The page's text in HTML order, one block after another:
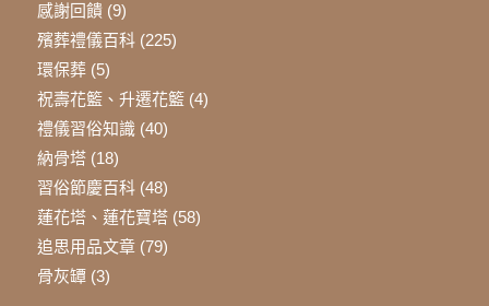
感謝回饋(9)
殯葬禮儀百科(225)
環保葬(5)
祝壽花籃、升遷花籃(4)
禮儀習俗知識(40)
納骨塔(18)
習俗節慶百科(48)
蓮花塔、蓮花寶塔(58)
追思用品文章(79)
骨灰罈(3)